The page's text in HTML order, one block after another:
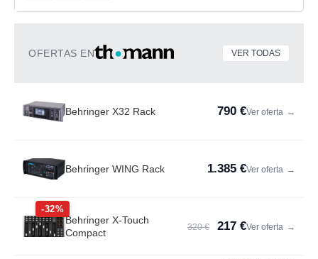
OFERTAS EN VER TODAS
Behringer X32 Rack 790 €Ver oferta →
Behringer WING Rack 1.385 €Ver oferta →
-32%
Behringer X-Touch
Compact
320 € 217 €Ver oferta →